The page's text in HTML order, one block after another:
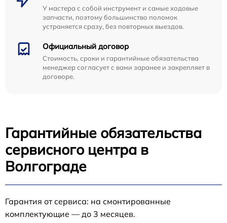
У мастера с собой инструмент и самые ходовые
запчасти, поэтому большинство поломок
устраняется сразу, без повторных выездов.
Официальный договор
Стоимость, сроки и гарантийные обязательства
менеджер согласует с вами заранее и закрепляет в
договоре.
Гарантийные обязательства
сервисного центра в
Волгограде
Гарантия от сервиса: на смонтированные
комплектующие — до 3 месяцев.